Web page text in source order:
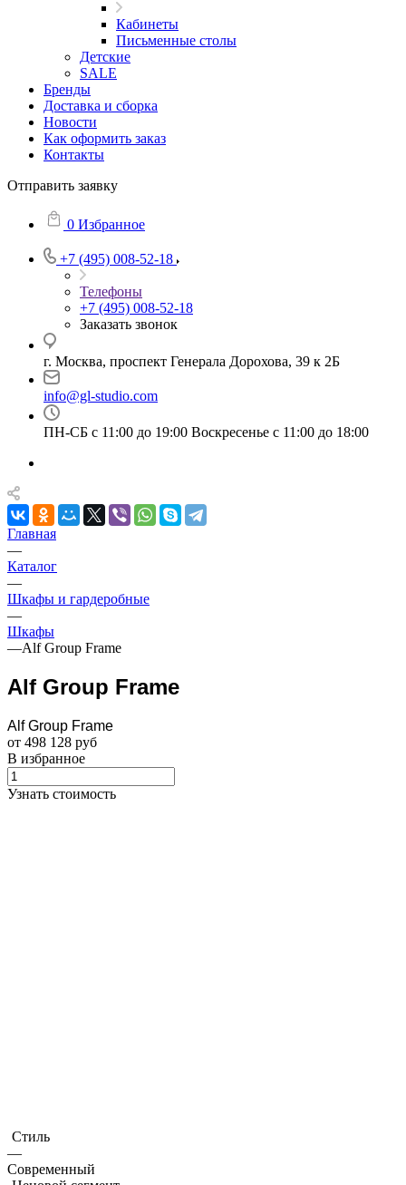
Кабинеты
Письменные столы
Детские
SALE
Бренды
Доставка и сборка
Новости
Как оформить заказ
Контакты
Отправить заявку
0 Избранное
+7 (495) 008-52-18
Телефоны
+7 (495) 008-52-18
Заказать звонок
г. Москва, проспект Генерала Дорохова, 39 к 2Б
info@gl-studio.com
ПН-СБ с 11:00 до 19:00 Воскресенье с 11:00 до 18:00
Главная
—
Каталог
—
Шкафы и гардеробные
—
Шкафы
—Alf Group Frame
Alf Group Frame
Alf Group Frame
от 498 128 руб
В избранное
Узнать стоимость
Стиль
—
Современный